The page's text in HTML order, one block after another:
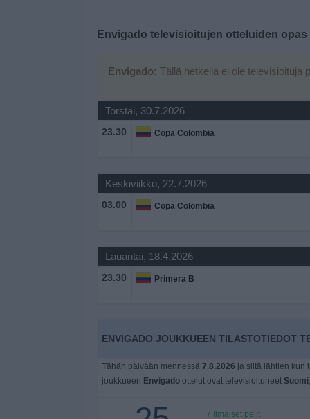
Envigado televisioitujen otteluiden opas
Envigado: Tällä hetkellä ei ole televisioituja
Torstai, 30.7.2026
23.30 Copa Colombia
Keskiviikko, 22.7.2026
03.00 Copa Colombia
Lauantai, 18.4.2026
23.30 Primera B
ENVIGADO JOUKKUEEN TILASTOTIEDOT
Tähän päivään mennessä 7.8.2026 ja siitä lähtien kun
joukkueen Envigadoottelut ovat televisioituneet Suomi
7 Ilmaiset pelit